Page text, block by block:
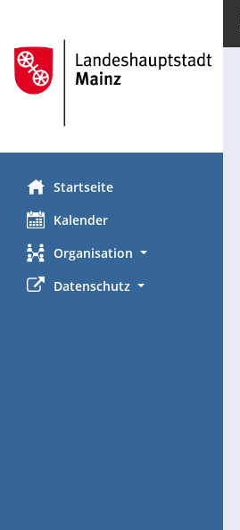
Startseite
Kalender
Organisation
Datenschutz